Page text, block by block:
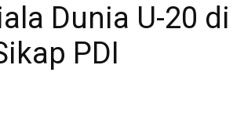
Dunia U-20 di
PDI